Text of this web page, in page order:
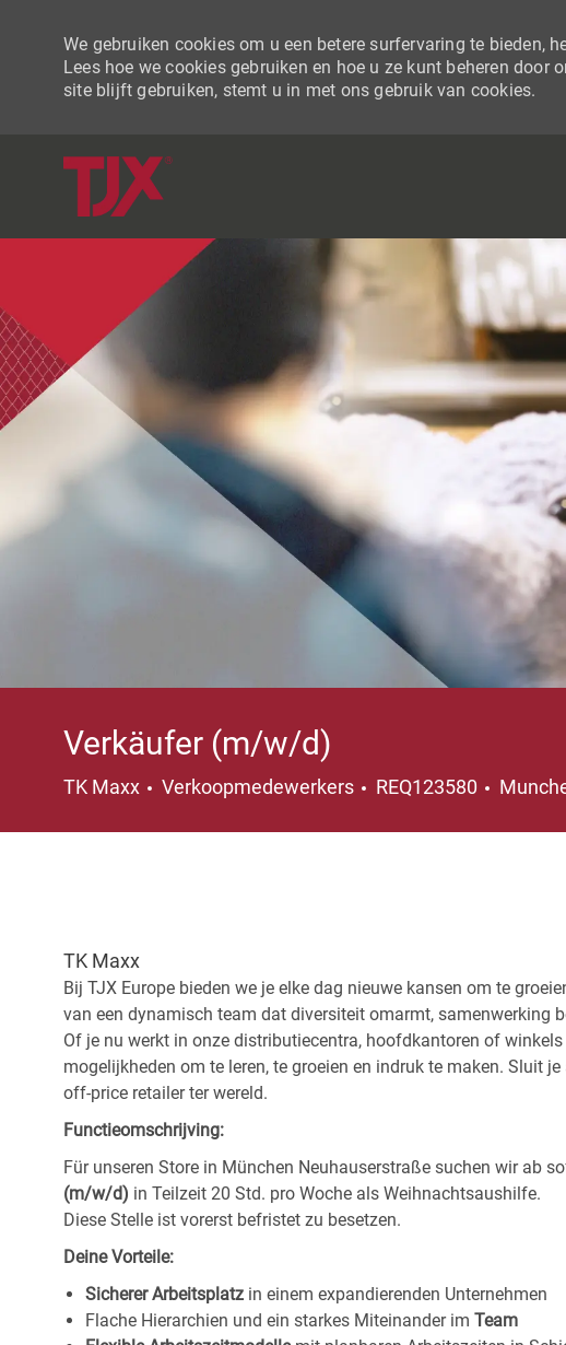
We gebruiken cookies om u een betere surfervaring te bieden,
Lees hoe we cookies gebruiken en hoe u ze kunt beheren door
site blijft gebruiken, stemt u in met ons gebruik van cookies.
Verkäufer (m/w/d)
TK Maxx Categorie
Verkoopmedewerkers REQ123580 Plaats
TK Maxx
Bij TJX Europe bieden we je elke dag nieuwe kansen om te
van een dynamisch team dat diversiteit omarmt, samenwerking
Of je nu werkt in onze distributiecentra, hoofdkantoren of
mogelijkheden om te leren, te groeien en indruk te maken. Sluit
off-price retailer ter wereld.
Functieomschrijving:
Für unseren Store in München Neuhauserstraße suchen wir ab
(m/w/d) in Teilzeit 20 Std. pro Woche als Weihnachtsaushilfe.
Diese Stelle ist vorerst befristet zu besetzen.
Deine Vorteile:
Sicherer Arbeitsplatz in einem expandierenden Unternehmen
Flache Hierarchien und ein starkes Miteinander im Team